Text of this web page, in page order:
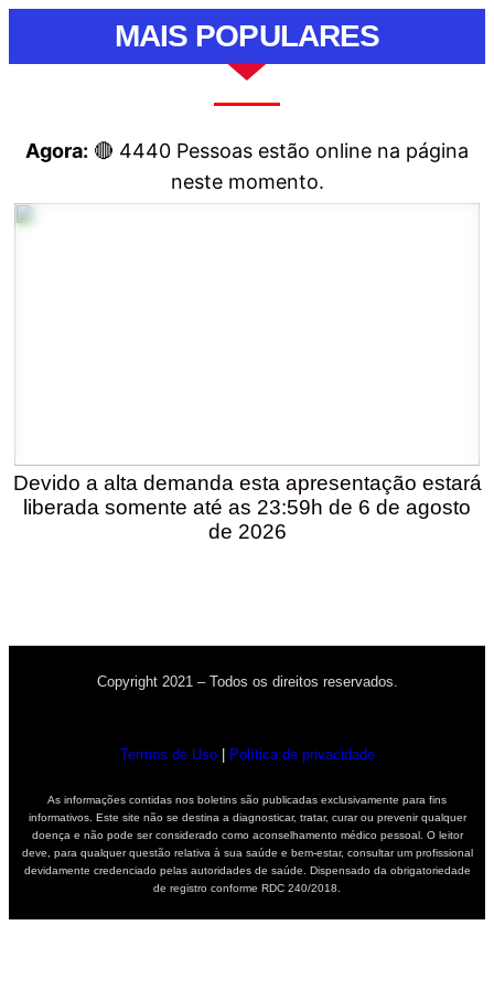
MAIS POPULARES
Agora: 🔴 4440 Pessoas estão online na página
neste momento.
Devido a alta demanda esta apresentação estará
liberada somente até as 23:59h de 6 de agosto
de 2026
Copyright 2021 – Todos os direitos reservados.
Termos de Uso| Política de privacidade
As informações contidas nos boletins são publicadas exclusivamente para fins
informativos. Este site não se destina a diagnosticar, tratar, curar ou prevenir qualquer
doença e não pode ser considerado como aconselhamento médico pessoal. O leitor
deve, para qualquer questão relativa à sua saúde e bem-estar, consultar um profissional
devidamente credenciado pelas autoridades de saúde. Dispensado da obrigatoriedade
de registro conforme RDC 240/2018.